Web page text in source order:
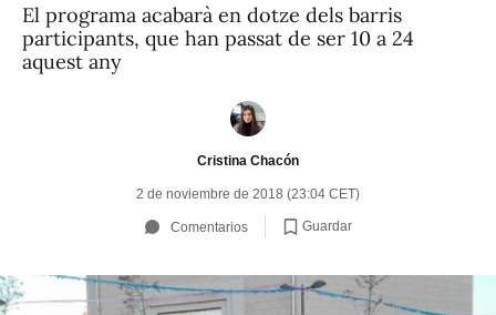
El programa acabarà en dotze dels barris
participants, que han passat de ser 10 a 24
aquest any
Cristina Chacón
2 de noviembre de 2018 (23:04 CET)
Comentarios Guardar